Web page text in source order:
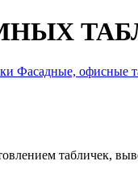
Фасадные, офисные
табличек,